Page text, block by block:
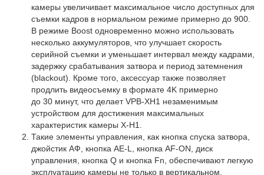
камеры увеличивает максимальное число доступных для
съемки кадров в нормальном режиме примерно до 900.
В режиме Boost одновременно можно использовать
несколько аккумуляторов, что улучшает скорость
серийной съемки и уменьшает интервал между кадрами,
задержку срабатывания затвора и период затемнения
(blackout). Кроме того, аксессуар также позволяет
продлить видеосъемку в формате 4K примерно
до 30 минут, что делает VPB-XH1 незаменимым
устройством для достижения максимальных
характеристик камеры X-H1.
Такие элементы управления, как кнопка спуска затвора,
джойстик АФ, кнопка AE-L, кнопка AF-ON, диск
управления, кнопка Q и кнопка Fn, обеспечивают легкую
эксплуатацию камеры не только в вертикальном,